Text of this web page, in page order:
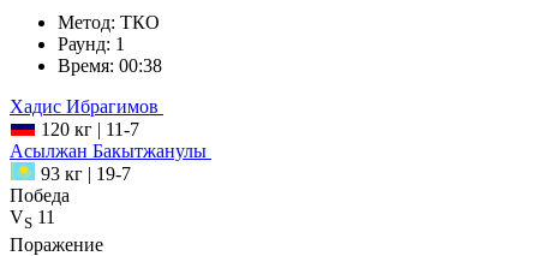
Метод: ТКО
Раунд: 1
Время: 00:38
Хадис Ибрагимов
120 кг | 11-7
Асылжан Бакытжанулы
93 кг | 19-7
Победа
VS 11
Поражение